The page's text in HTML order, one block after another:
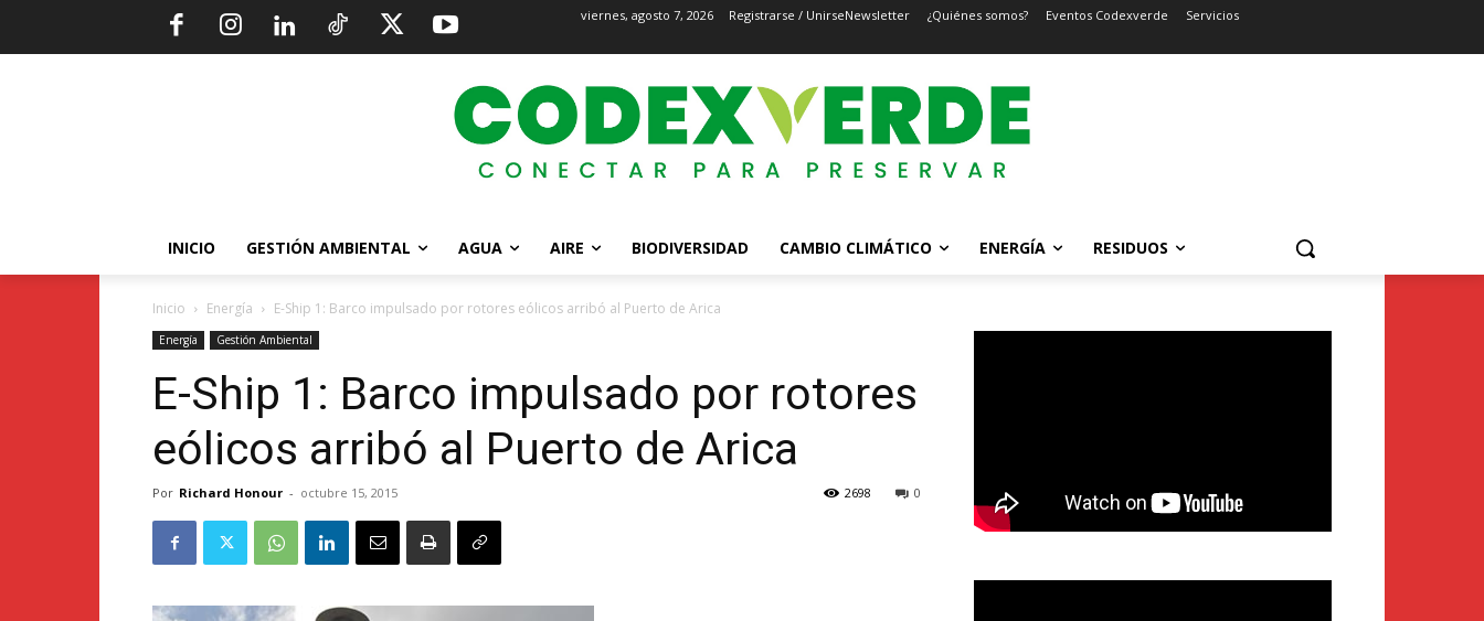
viernes, agosto 7, 2026 Registrarse / UnirseNewsletter ¿Quiénes somos? Eventos Codexverde Servicios
INICIO GESTIÓN AMBIENTAL AGUA AIRE BIODIVERSIDAD CAMBIO CLIMÁTICO ENERGÍA RESIDUOS
Inicio Energía E-Ship 1: Barco impulsado por rotores eólicos arribó al Puerto de Arica
Energía Gestión Ambiental
E-Ship 1: Barco impulsado por rotores
eólicos arribó al Puerto de Arica
Por Richard Honour - octubre 15, 2015 0
2698